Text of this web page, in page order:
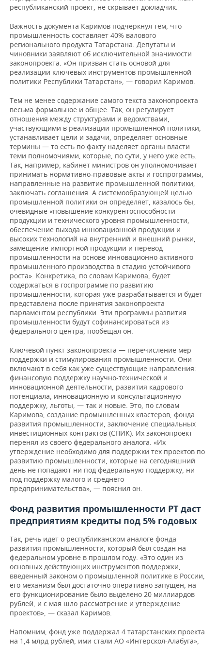
республиканский проект, не скрывает докладчик.
Важность документа Каримов подчеркнул тем, что
промышленность составляет 40% валового
регионального продукта Татарстана. Депутаты и
чиновники заявляют об исключительной значимости
законопроекта. «Он призван стать основой для
реализации ключевых инструментов промышленной
политики Республики Татарстан», — говорил Каримов.
Тем не менее содержание самого текста законопроекта
весьма формальное и общее. Так, он регулирует
отношения между структурами и ведомствами,
участвующими в реализации промышленной политики,
устанавливает цели и задачи, определяет основные
термины — то есть по факту наделяет органы власти
теми полномочиями, которые, по сути, у него уже есть.
Так, например, кабинет министров он уполномочивает
принимать нормативно-правовые акты и госпрограммы,
направленные на развитие промышленной политики,
заключать соглашения. А системообразующей целью
промышленной политики он определяет, казалось бы,
очевидные «повышение конкурентоспособности
продукции и технического уровня промышленности,
обеспечение выхода инновационной продукции и
высоких технологий на внутренний и внешний рынки,
замещение импортной продукции и перевод
промышленности на основе инновационно активного
промышленного производства в стадию устойчивого
роста». Конкретика, по словам Каримова, будет
содержаться в госпрограмме по развитию
промышленности, которая уже разрабатывается и будет
представлена после принятия законопроекта
парламентом республики. Эти программы развития
промышленности будут софинансироваться из
федерального центра, пообещал он.
Ключевой пункт законопроекта — перечисление мер
поддержки и стимулирования промышленности. Они
включают в себя как уже существующие направления:
финансовую поддержку научно-технической и
инновационной деятельности, развития кадрового
потенциала, инновационную и консультационную
поддержку, льготы, — так и новые. Это, по словам
Каримова, создание промышленных кластеров, фонда
развития промышленности, заключение специальных
инвестиционных контрактов (СПИК). Их законопроект
перенял из своего федерального аналога. «Их
утверждение необходимо для поддержки тех проектов по
развитию промышленности, которые на сегодняшний
день не попадают ни под федеральную поддержку, ни
под поддержку малого и среднего
предпринимательства», — пояснил он.
Фонд развития промышленности РТ даст
предприятиям кредиты под 5% годовых
Так, речь идет о республиканском аналоге фонда
развития промышленности, который был создан на
федеральном уровне в прошлом году. «Это один из
основных действующих инструментов поддержки,
введенный законом о промышленной политике в России,
его механизм был достаточно оперативно запущен, на
его функционирование было выделено 20 миллиардов
рублей, и с мая шло рассмотрение и утверждение
проектов», — сказал Каримов.
Напомним, фонд уже поддержал 4 татарстанских проекта
на 1,4 млрд рублей, ими стали АО «Интерскол-Алабуга»,